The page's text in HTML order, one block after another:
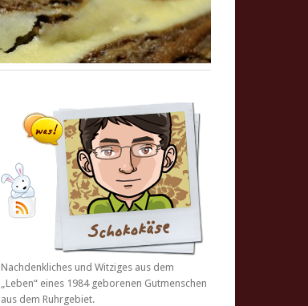
Nachdenkliches und Witziges aus dem
„Leben“ eines 1984 geborenen Gutmenschen
aus dem Ruhrgebiet.